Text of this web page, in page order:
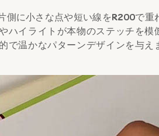
側に小さな点や短い線をR200で重
ハイライトが本物のステッチを模
で温かなパターンデザインを与え